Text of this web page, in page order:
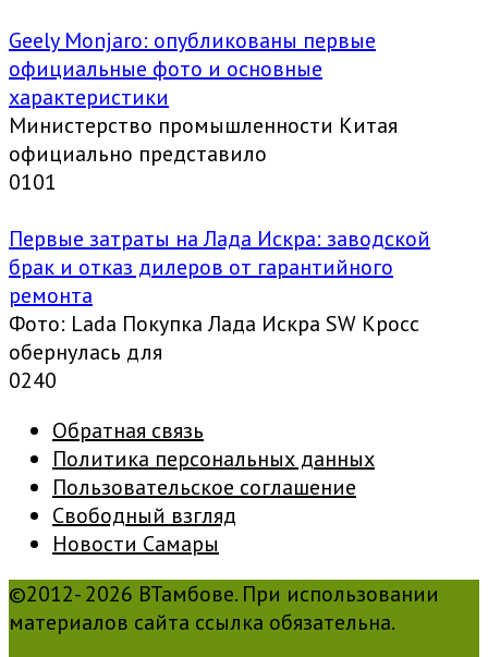
Geely Monjaro: опубликованы первые
официальные фото и основные
характеристики
Министерство промышленности Китая
официально представило
0101
Первые затраты на Лада Искра: заводской
брак и отказ дилеров от гарантийного
ремонта
Фото: Lada Покупка Лада Искра SW Кросс
обернулась для
0240
Обратная связь
Политика персональных данных
Пользовательское соглашение
Свободный взгляд
Новости Самары
©2012- 2026 ВТамбове. При использовании
материалов сайта ссылка обязательна.